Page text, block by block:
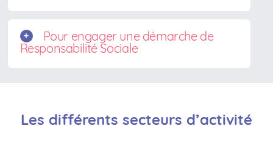
Pour engager une démarche de
Responsabilité Sociale
Les différents secteurs d’activité